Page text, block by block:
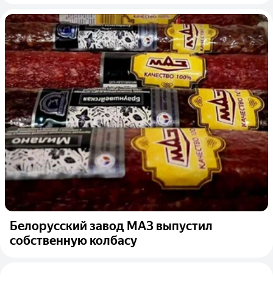
Белорусский завод МАЗ выпустил
собственную колбасу